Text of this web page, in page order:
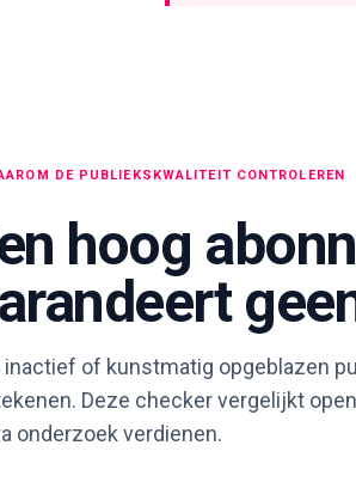
DE PUBLIEKSKWALITEIT CONTROLEREN
hoog
inactief of kunstmatig opgeblazen
Deze checker vergelijkt
onderzoek verdienen.